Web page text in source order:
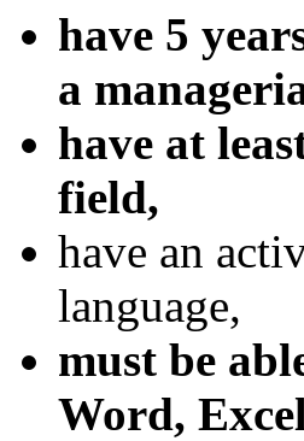
have 5
a
have at
field,
have an
language,
must be
Word,